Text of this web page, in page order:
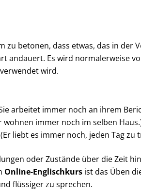
zu betonen, dass etwas, das in der
andauert. Es wird normalerweise
wird.
arbeitet immer noch an ihrem
wohnen immer noch im selben
(Er liebt es immer noch, jeden Tag zu
oder Zustände über die Zeit
Online-Englischkursist das Üben
flüssiger zu sprechen.